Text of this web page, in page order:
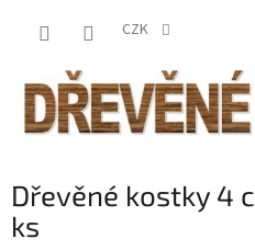
CZK
Dřevěné kostky 4
ks